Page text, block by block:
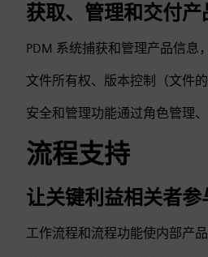
获取、管理和交付产
PDM 系统捕获和管理产品信息
文件所有权、版本控制（文件
安全和管理功能通过角色管理
流程支持
让关键利益相关者
工作流程和流程功能使内部产